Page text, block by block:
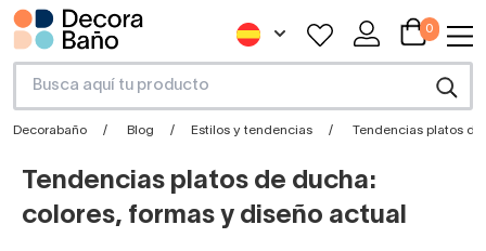
0
Decorabaño Blog Estilos y tendencias Tendencias platos
Tendencias platos de ducha:
colores, formas y diseño actual